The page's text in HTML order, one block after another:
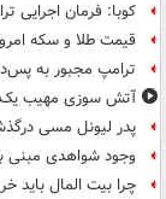
کوبا: فرمان اجرایی
قیمت طلا و سکه امروز ۱۴۰۵/۰۵/
ترامپ مجبور به پس‌دادن ۱۰۰ میلیارد دلار از پول
آتش سوزی مهیب یک ساختمان ۱۲
پدر لیونل مسی
وجود شواهدی مبنی
چرا بیت المال باید